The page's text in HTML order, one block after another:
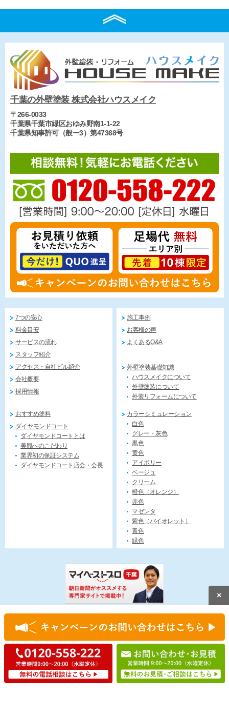
×
千葉の外壁塗装 株式会社ハウスメイク
〒266-0033
千葉県千葉市緑区おゆみ野南1-1-22
千葉県知事許可（般ー3）第47368号
7つの安心
料金目安
サービスの流れ
スタッフ紹介
アクセス・自社ビル紹介
会社概要
採用情報
施工事例
お客様の声
よくあるQ&A
外壁塗装基礎知識
ハウスメイクについて
外壁塗装について
外装リフォームについて
おすすめ塗料
ダイヤモンドコート
ダイヤモンドコートとは
美観へのこだわり
業界初の保証システム
ダイヤモンドコート店会・会長
カラーシミュレーション
白色
グレー・灰色
黒色
黄色
アイボリー
ベージュ
クリーム
橙色（オレンジ）
赤色
マゼンタ
紫色（バイオレット）
青色
緑色